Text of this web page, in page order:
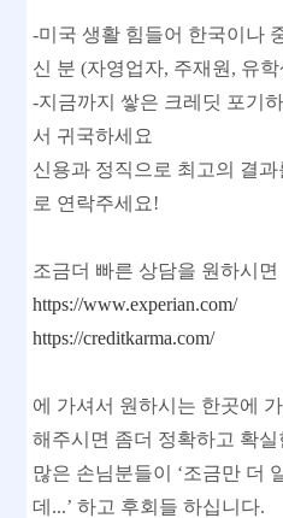
-미국 생활 힘들어 한국이나
신 분 (자영업자, 주재원, 유학
-지금까지 쌓은 크레딧 포기
서 귀국하세요
신용과 정직으로 최고의 결
로 연락주세요!
조금더 빠른 상담을 원하시면
https://www.experian.com/
https://creditkarma.com/
에 가셔서 원하시는 한곳에
해주시면 좀더 정확하고 확
많은 손님분들이 ‘조금만 더
데...’ 하고 후회들 하십니다.